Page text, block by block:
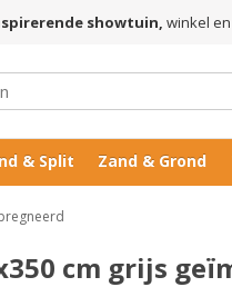
showtuin, winkel
& Split Zand & Grond
cm grijs